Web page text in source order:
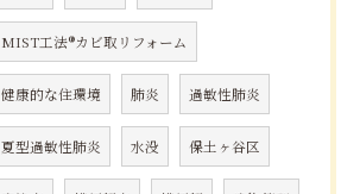
MIST工法®カビ取リフォーム
健康的な住環境 肺炎 過敏性肺炎
夏型過敏性肺炎 水没 保土ヶ谷区